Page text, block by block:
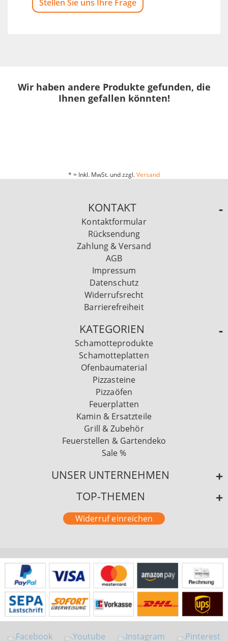
Stellen Sie uns Ihre Frage
Wir haben andere Produkte gefunden, die
Ihnen gefallen könnten!
* = Inkl. MwSt. und zzgl.Versand
KONTAKT
Kontaktformular
Rücksendung
Zahlung & Versand
AGB
Impressum
Datenschutz
Widerrufsrecht
Barrierefreiheit
KATEGORIEN
Schamotteprodukte
Schamotteplatten
Ofenbaumaterial
Pizzasteine
Pizzaöfen
Feuerplatten
Kamin & Ersatzteile
Grill & Zubehör
Feuerstellen & Gartendeko
Sale %
UNSER UNTERNEHMEN
TOP-THEMEN
Widerruf einreichen